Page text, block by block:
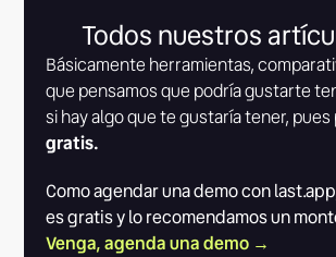
Todos nuestros
Básicamente herramientas,
que pensamos que podría gustarte
si hay algo que te gustaría tener, pues
gratis.
Como agendar una demo con
es gratis y lo recomendamos un
Venga, agenda una demo →